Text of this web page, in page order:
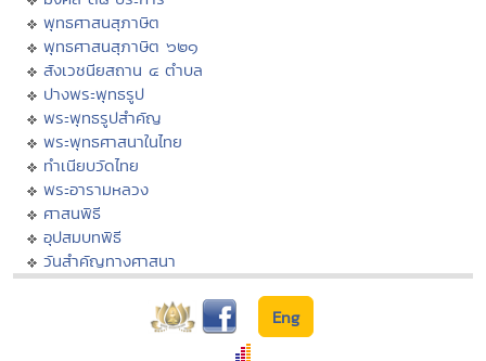
พุทธศาสนสุภาษิต
พุทธศาสนสุภาษิต ๖๒๑
สังเวชนียสถาน ๔ ตำบล
ปางพระพุทธรูป
พระพุทธรูปสำคัญ
พระพุทธศาสนาในไทย
ทำเนียบวัดไทย
พระอารามหลวง
ศาสนพิธี
อุปสมบทพิธี
วันสำคัญทางศาสนา
Eng